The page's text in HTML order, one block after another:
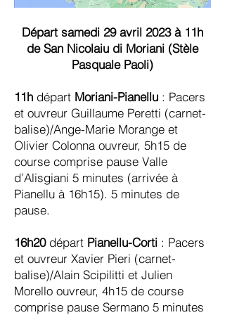
Départ samedi 29 avril 2023 à 11h
de San Nicolaiu di Moriani (Stèle
Pasquale Paoli)
11h départ Moriani-Pianellu : Pacers
et ouvreur Guillaume Peretti (carnet-
balise)/Ange-Marie Morange et
Olivier Colonna ouvreur, 5h15 de
course comprise pause Valle
d’Alisgiani 5 minutes (arrivée à
Pianellu à 16h15). 5 minutes de
pause.
16h20départ Pianellu-Corti : Pacers
et ouvreur Xavier Pieri (carnet-
balise)/Alain Scipilitti et Julien
Morello ouvreur, 4h15 de course
comprise pause Sermano 5 minutes